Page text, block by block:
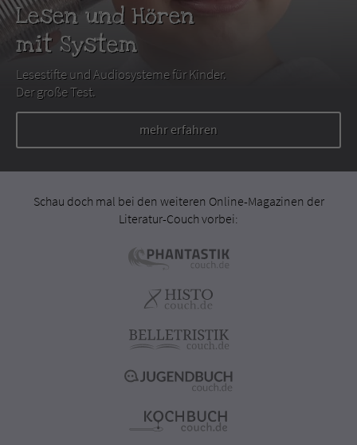
Lesen und Hören
mit System
Lesestifte und Audiosysteme für Kinder.
Der große Test.
mehr erfahren
Schau doch mal bei den weiteren Online-Magazinen der
Literatur-Couch vorbei: